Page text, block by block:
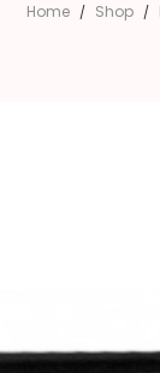
Home / Shop /